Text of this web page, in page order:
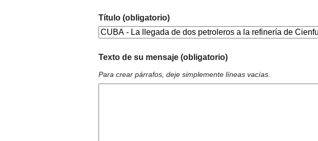
Título (obligatorio)
Texto de su mensaje (obligatorio)
Para crear párrafos, deje simplemente líneas vacías.